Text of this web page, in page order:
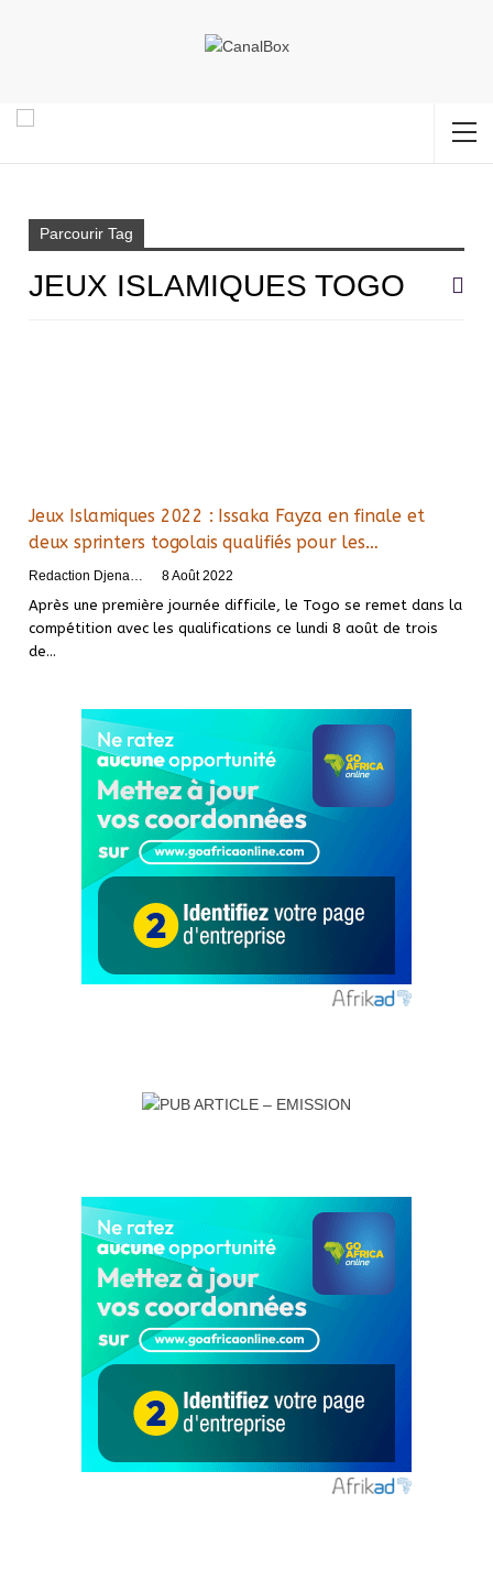
Parcourir Tag
JEUX ISLAMIQUES TOGO
Jeux Islamiques 2022 : Issaka Fayza en finale et
deux sprinters togolais qualifiés pour les…
8 Août 2022
Après une première journée difficile, le Togo se remet dans la
compétition avec les qualifications ce lundi 8 août de trois
de…